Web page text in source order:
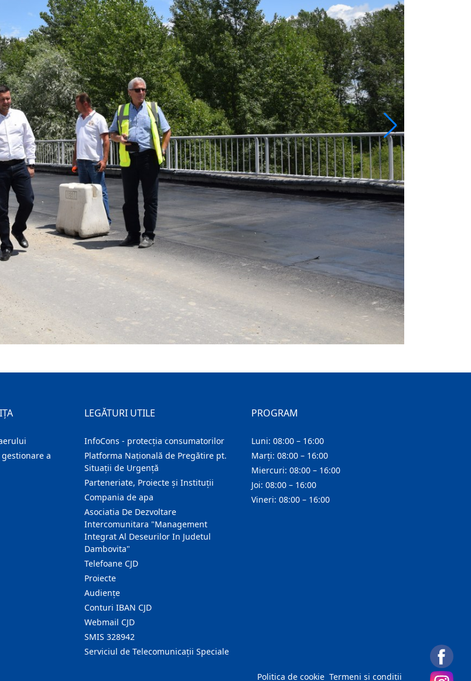
a
LEGĂTURI UTILE
InfoCons - protecția consumatorilor
Platforma Națională de Pregătire pt.
Situații de Urgență
Parteneriate, Proiecte și Instituții
Compania de apa
Asociatia De Dezvoltare
Intercomunitara "Management
Integrat Al Deseurilor In Judetul
Dambovita"
Telefoane CJD
Proiecte
Audienţe
Conturi IBAN CJD
Webmail CJD
SMIS 328942
Serviciul de Telecomunicații Speciale
PROGRAM
Luni: 08:00 – 16:00
Marți: 08:00 – 16:00
Miercuri: 08:00 – 16:00
Joi: 08:00 – 16:00
Vineri: 08:00 – 16:00
Politica de cookie Termeni și condiții